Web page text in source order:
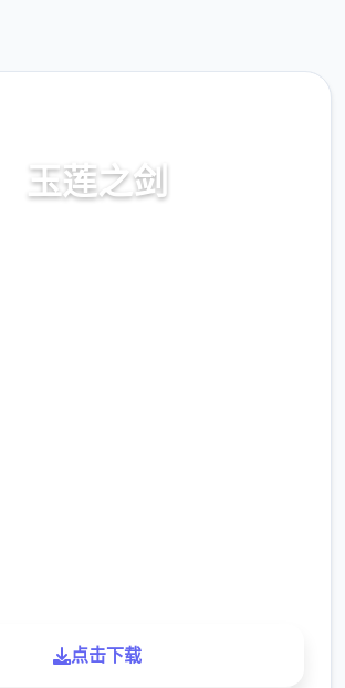
玉莲之剑
向简体中文，中文加载，不收费
点击下载